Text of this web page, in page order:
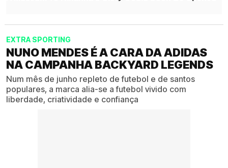
EXTRA SPORTING
NUNO MENDES É A CARA DA ADIDAS
NA CAMPANHA BACKYARD LEGENDS
Num mês de junho repleto de futebol e de santos
populares, a marca alia-se a futebol vivido com
liberdade, criatividade e confiança